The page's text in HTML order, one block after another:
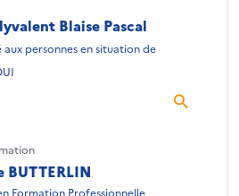
Blaise Pascal
personnes en situation de
Formation Professionnelle